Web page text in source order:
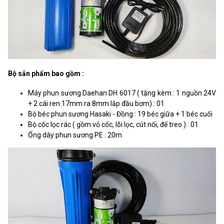
Bộ sản phẩm bao gồm :
Máy phun sương Daehan DH 6017 ( tặng kèm : 1 nguồn 24V
+ 2 cái ren 17mm ra 8mm lắp đầu bơm) : 01
Bộ béc phun sương Hasaki - Đồng : 19 béc giữa + 1 béc cuối
Bộ cốc lọc rác ( gồm vỏ cốc, lõi lọc, cút nối, đế treo ) : 01
Ống dây phun sương PE : 20m